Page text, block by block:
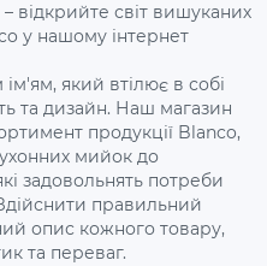
відкрийте світ вишуканих
у нашому інтернет
який втілює в собі
та дизайн. Наш магазин
продукції Blanco,
мийок до
задовольнять потреби
правильний
опис кожного товару,
та переваг.